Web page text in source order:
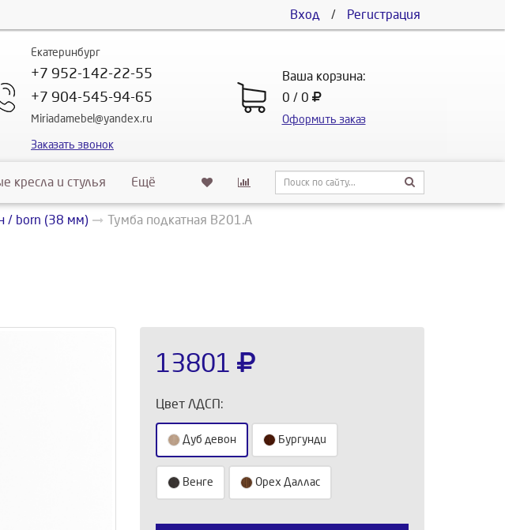
Вход / Регистрация
Екатеринбург
+7 952-142-22-55
+7 904-545-94-65
Miriadamebel@yandex.ru
Заказать звонок
Ваша корзина:
0 / 0
Оформить заказ
кресла и стулья Ещё
/ born (38 мм) Тумба подкатная В201.А
13801
Цвет ЛДСП:
Дуб девон Бургунди
Венге Орех Даллас